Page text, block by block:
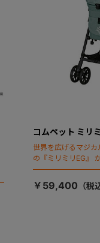
コムペット ミリ
世界を広げるマジ
の『ミリミリEG』
「マジカルフォー
￥59,400